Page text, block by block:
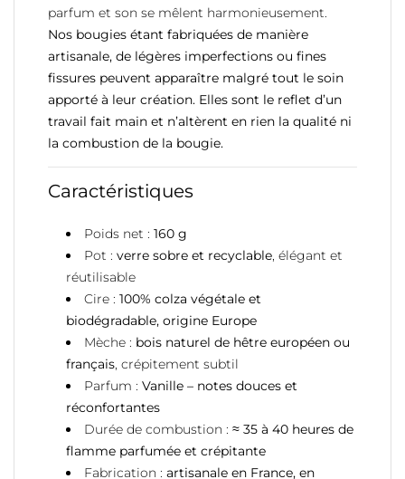
parfum et son se mêlent harmonieusement.
Nos bougies étant fabriquées de manière
artisanale, de légères imperfections ou fines
fissures peuvent apparaître malgré tout le soin
apporté à leur création. Elles sont le reflet d’un
travail fait main et n’altèrent en rien la qualité ni
la combustion de la bougie.
Caractéristiques
Poids net : 160 g
Pot : verre sobre et recyclable, élégant et
réutilisable
Cire : 100% colza végétale et
biodégradable, origine Europe
Mèche : bois naturel de hêtre européen ou
français, crépitement subtil
Parfum : Vanille – notes douces et
réconfortantes
Durée de combustion : ≈ 35 à 40 heures de
flamme parfumée et crépitante
Fabrication : artisanale en France, en